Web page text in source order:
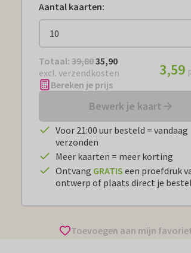
Aantal kaarten:
Totaal: € 35,90
Totaal: 39,8035,90
excl. verzendkosten
€ 3,59
3,59
Bereken je prijs
Bewerk je kaart
Voor 21:00 uur besteld = vandaag
verzonden
Meer kaarten = meer korting
Ontvang GRATIS een proefdruk
ontwerp of plaats direct je
Toevoegen aan mijn